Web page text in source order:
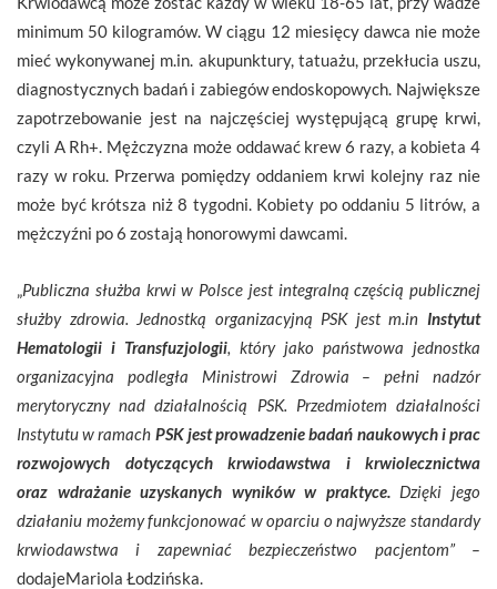
minimum 50 kilogramów. W ciągu 12 miesięcy dawca nie może
mieć wykonywanej m.in. akupunktury, tatuażu, przekłucia uszu,
diagnostycznych badań i zabiegów endoskopowych. Największe
zapotrzebowanie jest na najczęściej występującą grupę krwi,
czyli A Rh+. Mężczyzna może oddawać krew 6 razy, a kobieta 4
razy w roku. Przerwa pomiędzy oddaniem krwi kolejny raz nie
może być krótsza niż 8 tygodni. Kobiety po oddaniu 5 litrów, a
mężczyźni po 6 zostają honorowymi dawcami.
Publiczna służba krwiw Polsce jest integralną częścią publicznej
służby zdrowia. Jednostką organizacyjną PSK jest m.in Instytut
Hematologii i Transfuzjologii , który jako państwowa jednostka
organizacyjna podległa Ministrowi Zdrowia – pełni nadzór
merytoryczny nad działalnością PSK. Przedmiotem działalności
Instytutu w ramach PSK jest prowadzenie badań naukowych i prac
rozwojowych dotyczących krwiodawstwa i krwiolecznictwa
oraz wdrażanie uzyskanych wyników w praktyce. Dzięki jego
działaniu możemy funkcjonować w oparciu o najwyższe standardy
krwiodawstwa i zapewniać bezpieczeństwo pacjentom” –
dodajeMariola Łodzińska.